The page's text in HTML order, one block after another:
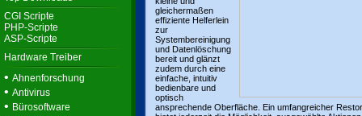
CGI Scripte
PHP-Scripte
ASP-Scripte
Hardware Treiber
• Ahnenforschung
• Antivirus
• Bürosoftware
gleichermaßen
effiziente Helferlein
zur
Systembereinigung
und Datenlöschung
bereit und glänzt
zudem durch eine
einfache, intuitiv
bedienbare und
optisch
ansprechende Oberfläche. Ein umfangreicher